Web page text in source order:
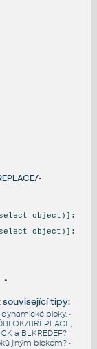
object)]:
object)]:
související tipy:
bloky. •
BREPLACE,
a BLKREDEF? •
jiným blokem? •